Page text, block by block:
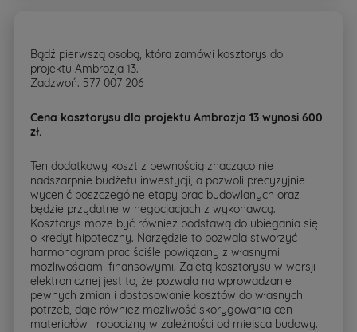
Bądź pierwszą osobą, która zamówi kosztorys do
projektu Ambrozja 13.
Zadzwoń: 577 007 206
Cena kosztorysu dla projektu Ambrozja 13 wynosi 600
zł.
Ten dodatkowy koszt z pewnością znacząco nie
nadszarpnie budżetu inwestycji, a pozwoli precyzyjnie
wycenić poszczególne etapy prac budowlanych oraz
będzie przydatne w negocjacjach z wykonawcą.
Kosztorys może być również podstawą do ubiegania się
o kredyt hipoteczny. Narzędzie to pozwala stworzyć
harmonogram prac ściśle powiązany z własnymi
możliwościami finansowymi. Zaletą kosztorysu w wersji
elektronicznej jest to, że pozwala na wprowadzanie
pewnych zmian i dostosowanie kosztów do własnych
potrzeb, daje również możliwość skorygowania cen
materiałów i robocizny w zależności od miejsca budowy.